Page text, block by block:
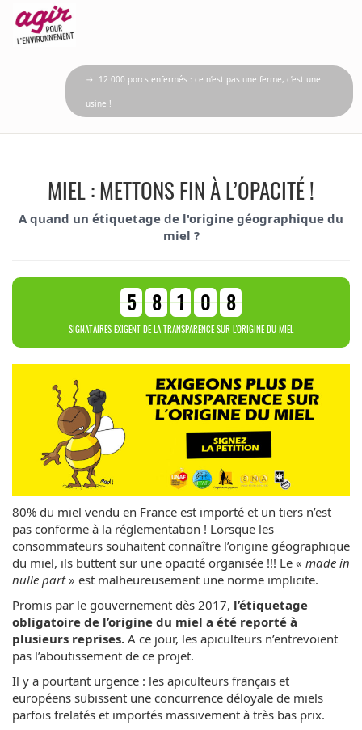
→ 12 000 porcs enfermés : ce n’est pas une ferme, c’est une
usine !
MIEL : METTONS FIN À L’OPACITÉ !
A quand un étiquetage de l'origine géographique du
miel ?
5 8 1 0 8
SIGNATAIRES EXIGENT DE LA TRANSPARENCE SUR L'ORIGINE DU MIEL
80% du miel vendu en France est importé et un tiers n’est
pas conforme à la réglementation ! Lorsque les
consommateurs souhaitent connaître l’origine géographique
du miel, ils buttent sur une opacité organisée !!! Le « made in
nulle part» est malheureusement une norme implicite.
Promis par le gouvernement dès 2017, l’étiquetage
obligatoire de l’origine du miel a été reporté à
plusieurs reprises. A ce jour, les apiculteurs n’entrevoient
pas l’aboutissement de ce projet.
Il y a pourtant urgence : les apiculteurs français et
européens subissent une concurrence déloyale de miels
parfois frelatés et importés massivement à très bas prix.